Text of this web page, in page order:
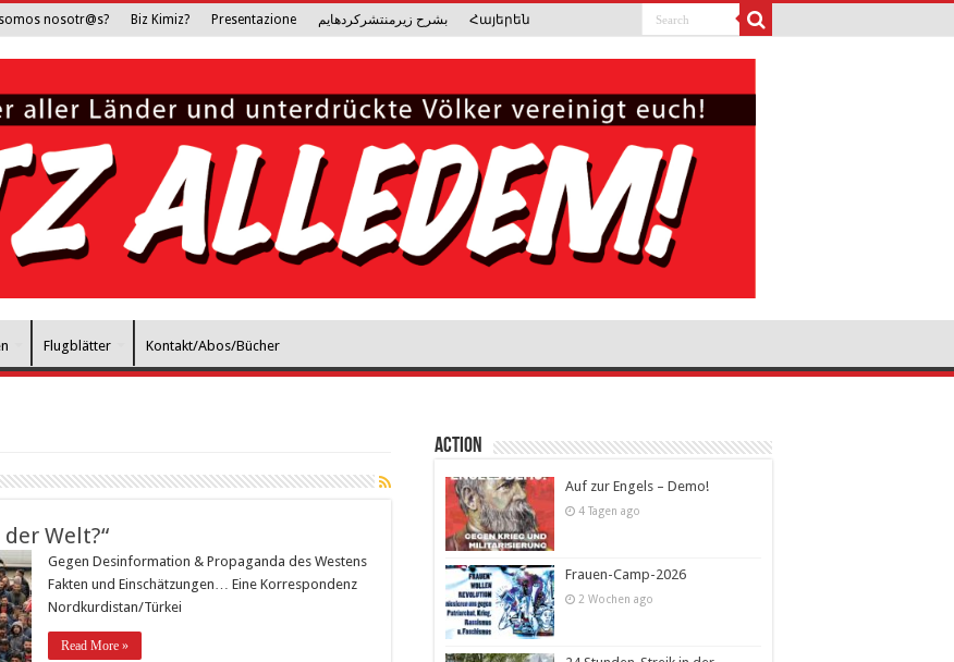
nosotr@s? Biz Kimiz? Presentazione بشرح زیرمنتشرکرده­ایم Հայերեն
Flugblätter Kontakt/Abos/Bücher
Welt?“
Gegen Desinformation & Propaganda des Westens
Fakten und Einschätzungen… Eine Korrespondenz
Nordkurdistan/Türkei
Read More »
Action
Auf zur Engels – Demo!
4 Tagen ago
Frauen-Camp-2026
2 Wochen ago